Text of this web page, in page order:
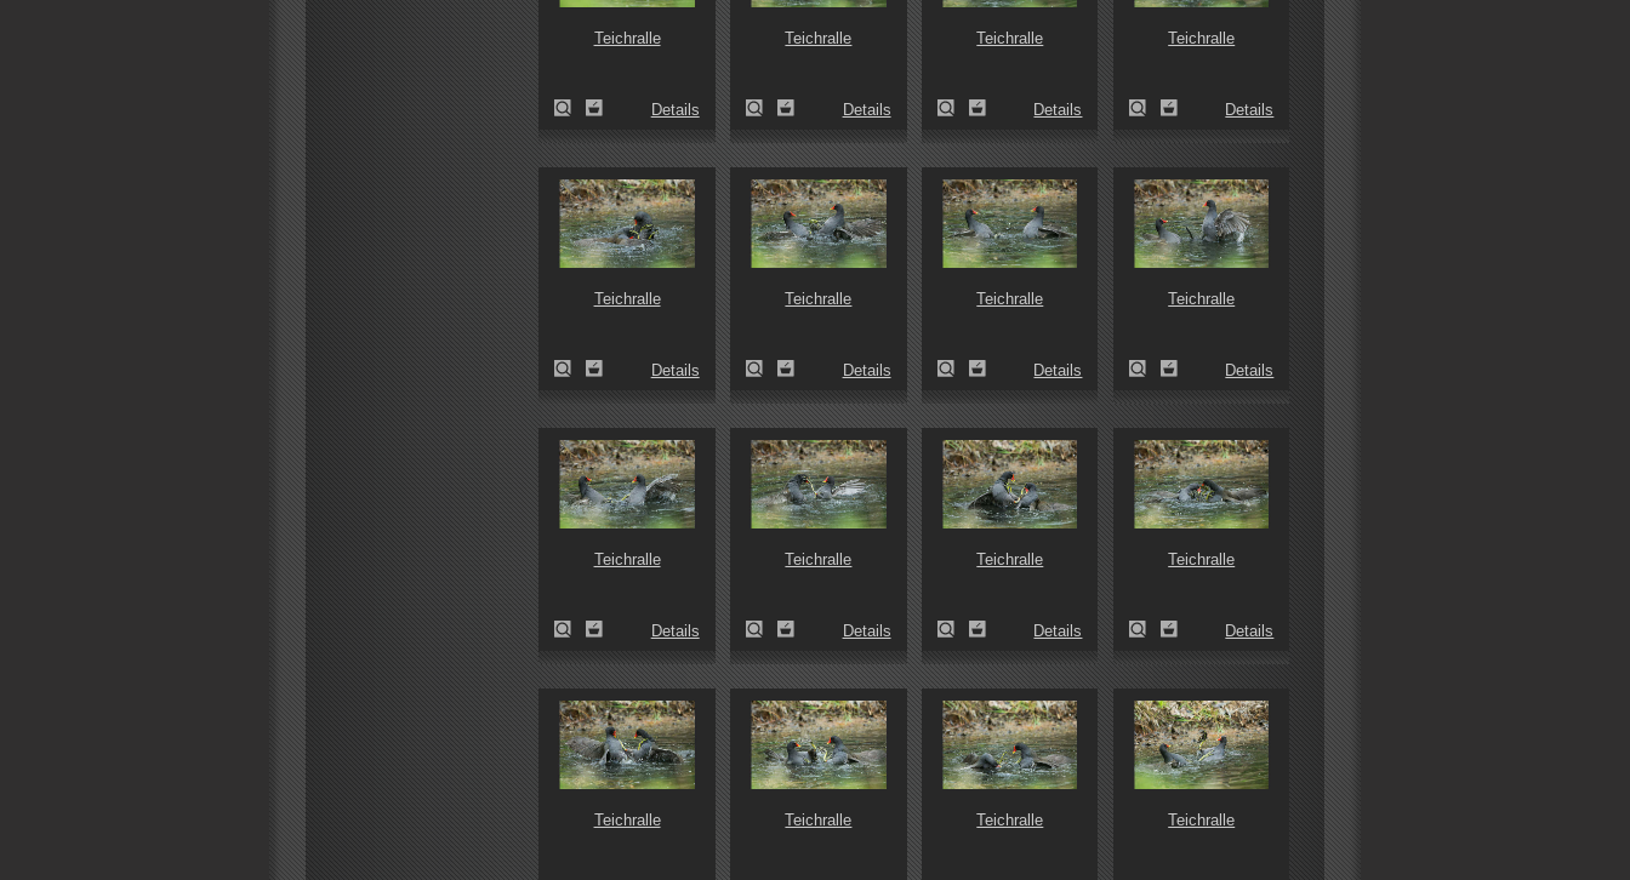
Teichralle
Details
Teichralle
Details
Teichralle
Details
Teichralle
Details
Teichralle
Details
Teichralle
Details
Teichralle
Details
Teichralle
Details
Teichralle
Details
Teichralle
Details
Teichralle
Details
Teichralle
Details
Teichralle Teichralle Teichralle Teichralle